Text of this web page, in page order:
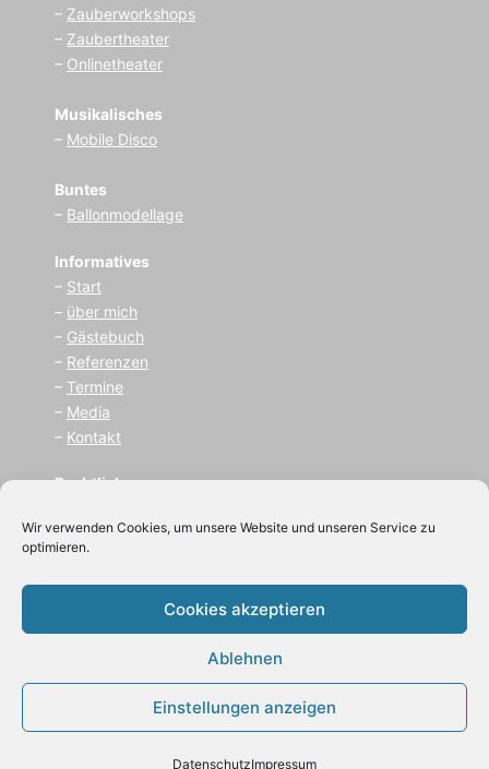
Wir verwenden Cookies, um unsere Website und unseren Service zu
optimieren.
Cookies akzeptieren
Ablehnen
Einstellungen anzeigen
DatenschutzImpressum
– Zauberworkshops
– Zaubertheater
– Onlinetheater
Musikalisches
– Mobile Disco
Buntes
– Ballonmodellage
Informatives
– Start
– über mich
– Gästebuch
– Referenzen
– Termine
– Media
– Kontakt
Rechtliches
–Datenschutz
(C) 2021
BeLu Bernhard Luksch